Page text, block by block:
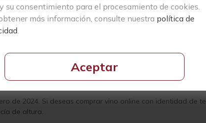
su consentimiento para el procesamiento de cookies.
más información, consulte nuestra política de
Aceptar
Hoy en día, su producción ronda las 50.000 botellas
parcelas contiguas ubicadas en San Lorenzo, sobre suelos
se sitúan en la ladera sur del paraje conocido como La
expresión incluso en añadas cálidas.
y otro 50 % de uvas despalilladas, en tinas de roble
usadas de roble francés de 225 litros. El resultado es
único.
de 2024. Si deseas comprar vino online con identidad de
de altura.